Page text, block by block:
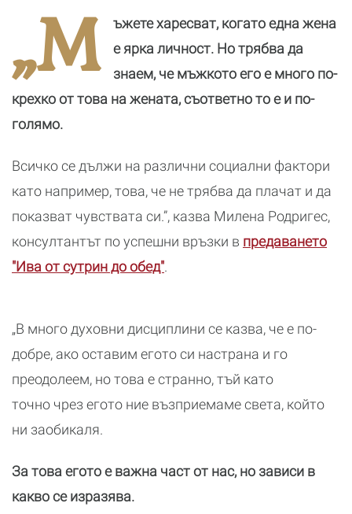
„М
ъжете харесват, когато една жена
е ярка личност. Но трябва да
знаем, че мъжкото его е много по-
крехко от това на жената, съответно то е и по-
голямо.
Всичко се дължи на различни социални фактори
като например, това, че не трябва да плачат и да
показват чувствата си.”, казва Милена Родригес,
консултантът по успешни връзки в предаването
"Ива от сутрин до обед".
„В много духовни дисциплини се казва, че е по-
добре, ако оставим егото си настрана и го
преодолеем, но това е странно, тъй като
точно чрез егото ние възприемаме света, който
ни заобикаля.
За това егото е важна част от нас, но зависи в
какво се изразява.